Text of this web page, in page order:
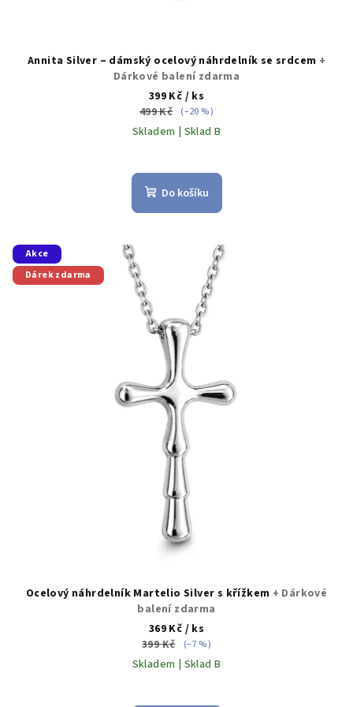
Annita Silver – dámský ocelový náhrdelník se srdcem +
Dárkové balení zdarma
399 Kč / ks
499 Kč (–20 %)
Skladem | Sklad B
Do košíku
Akce
Dárek zdarma
Ocelový náhrdelník Martelio Silver s křížkem + Dárkové
balení zdarma
369 Kč / ks
399 Kč
(–7 %)
Skladem | Sklad B